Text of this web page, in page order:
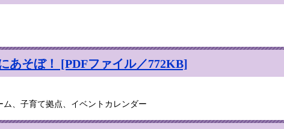
そぼ！ [PDFファイル／772KB]
、子育て拠点、イベントカレンダー